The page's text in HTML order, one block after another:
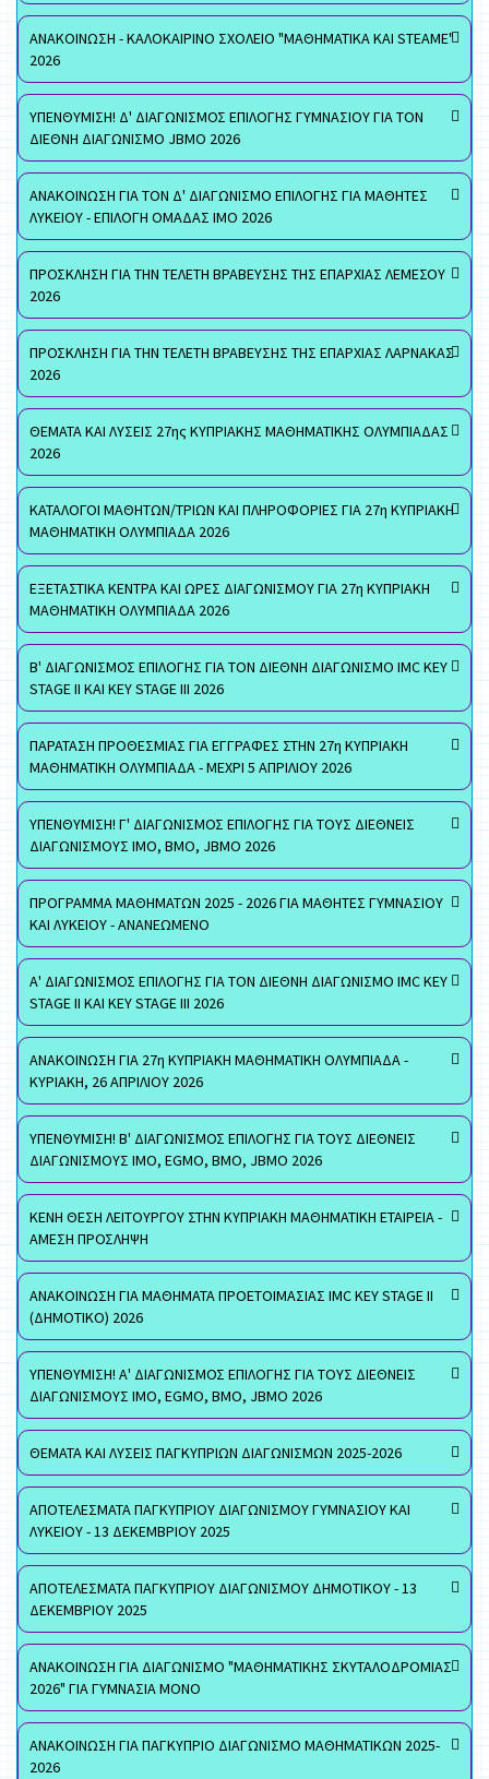
ΑΝΑΚΟΙΝΩΣΗ - ΚΑΛΟΚΑΙΡΙΝΟ ΣΧΟΛΕΙΟ "ΜΑΘΗΜΑΤΙΚΑ ΚΑΙ STEAME"
2026
ΥΠΕΝΘΥΜΙΣΗ! Δ' ΔΙΑΓΩΝΙΣΜΟΣ ΕΠΙΛΟΓΗΣ ΓΥΜΝΑΣΙΟΥ ΓΙΑ ΤΟΝ
ΔΙΕΘΝΗ ΔΙΑΓΩΝΙΣΜΟ JBMO 2026
ΑΝΑΚΟΙΝΩΣΗ ΓΙΑ ΤΟΝ Δ' ΔΙΑΓΩΝΙΣΜΟ ΕΠΙΛΟΓΗΣ ΓΙΑ ΜΑΘΗΤΕΣ
ΛΥΚΕΙΟΥ - ΕΠΙΛΟΓΗ ΟΜΑΔΑΣ ΙΜΟ 2026
ΠΡΟΣΚΛΗΣΗ ΓΙΑ ΤΗΝ ΤΕΛΕΤΗ ΒΡΑΒΕΥΣΗΣ ΤΗΣ ΕΠΑΡΧΙΑΣ ΛΕΜΕΣΟΥ
2026
ΠΡΟΣΚΛΗΣΗ ΓΙΑ ΤΗΝ ΤΕΛΕΤΗ ΒΡΑΒΕΥΣΗΣ ΤΗΣ ΕΠΑΡΧΙΑΣ ΛΑΡΝΑΚΑΣ
2026
ΘΕΜΑΤΑ ΚΑΙ ΛΥΣΕΙΣ 27ης ΚΥΠΡΙΑΚΗΣ ΜΑΘΗΜΑΤΙΚΗΣ ΟΛΥΜΠΙΑΔΑΣ
2026
ΚΑΤΑΛΟΓΟΙ ΜΑΘΗΤΩΝ/ΤΡΙΩΝ ΚΑΙ ΠΛΗΡΟΦΟΡΙΕΣ ΓΙΑ 27η ΚΥΠΡΙΑΚΗ
ΜΑΘΗΜΑΤΙΚΗ ΟΛΥΜΠΙΑΔΑ 2026
ΕΞΕΤΑΣΤΙΚΑ ΚΕΝΤΡΑ ΚΑΙ ΩΡΕΣ ΔΙΑΓΩΝΙΣΜΟΥ ΓΙΑ 27η ΚΥΠΡΙΑΚΗ
ΜΑΘΗΜΑΤΙΚΗ ΟΛΥΜΠΙΑΔΑ 2026
Β' ΔΙΑΓΩΝΙΣΜΟΣ ΕΠΙΛΟΓΗΣ ΓΙΑ ΤΟΝ ΔΙΕΘΝΗ ΔΙΑΓΩΝΙΣΜΟ IMC KEY
STAGE II ΚΑΙ KEY STAGE III 2026
ΠΑΡΑΤΑΣΗ ΠΡΟΘΕΣΜΙΑΣ ΓΙΑ ΕΓΓΡΑΦΕΣ ΣΤΗΝ 27η ΚΥΠΡΙΑΚΗ
ΜΑΘΗΜΑΤΙΚΗ ΟΛΥΜΠΙΑΔΑ - ΜΕΧΡΙ 5 ΑΠΡΙΛΙΟΥ 2026
ΥΠΕΝΘΥΜΙΣΗ! Γ' ΔΙΑΓΩΝΙΣΜΟΣ ΕΠΙΛΟΓΗΣ ΓΙΑ ΤΟΥΣ ΔΙΕΘΝΕΙΣ
ΔΙΑΓΩΝΙΣΜΟΥΣ ΙΜΟ, ΒΜΟ, JBMO 2026
ΠΡΟΓΡΑΜΜΑ ΜΑΘΗΜΑΤΩΝ 2025 - 2026 ΓΙΑ ΜΑΘΗΤΕΣ ΓΥΜΝΑΣΙΟΥ
ΚΑΙ ΛΥΚΕΙΟΥ - ΑΝΑΝΕΩΜΕΝΟ
Α' ΔΙΑΓΩΝΙΣΜΟΣ ΕΠΙΛΟΓΗΣ ΓΙΑ ΤΟΝ ΔΙΕΘΝΗ ΔΙΑΓΩΝΙΣΜΟ IMC KEY
STAGE II ΚΑΙ KEY STAGE III 2026
ΑΝΑΚΟΙΝΩΣΗ ΓΙΑ 27η ΚΥΠΡΙΑΚΗ ΜΑΘΗΜΑΤΙΚΗ ΟΛΥΜΠΙΑΔΑ -
ΚΥΡΙΑΚΗ, 26 ΑΠΡΙΛΙΟΥ 2026
ΥΠΕΝΘΥΜΙΣΗ! Β' ΔΙΑΓΩΝΙΣΜΟΣ ΕΠΙΛΟΓΗΣ ΓΙΑ ΤΟΥΣ ΔΙΕΘΝΕΙΣ
ΔΙΑΓΩΝΙΣΜΟΥΣ ΙΜΟ, EGMO, ΒΜΟ, JBMO 2026
ΚΕΝΗ ΘΕΣΗ ΛΕΙΤΟΥΡΓΟΥ ΣΤΗΝ ΚΥΠΡΙΑΚΗ ΜΑΘΗΜΑΤΙΚΗ ΕΤΑΙΡΕΙΑ -
ΑΜΕΣΗ ΠΡΟΣΛΗΨΗ
ΑΝΑΚΟΙΝΩΣΗ ΓΙΑ ΜΑΘΗΜΑΤΑ ΠΡΟΕΤΟΙΜΑΣΙΑΣ IMC KEY STAGE II
(ΔΗΜΟΤΙΚΟ) 2026
ΥΠΕΝΘΥΜΙΣΗ! Α' ΔΙΑΓΩΝΙΣΜΟΣ ΕΠΙΛΟΓΗΣ ΓΙΑ ΤΟΥΣ ΔΙΕΘΝΕΙΣ
ΔΙΑΓΩΝΙΣΜΟΥΣ ΙΜΟ, EGMO, ΒΜΟ, JBMO 2026
ΘΕΜΑΤΑ ΚΑΙ ΛΥΣΕΙΣ ΠΑΓΚΥΠΡΙΩΝ ΔΙΑΓΩΝΙΣΜΩΝ 2025-2026
ΑΠΟΤΕΛΕΣΜΑΤΑ ΠΑΓΚΥΠΡΙΟΥ ΔΙΑΓΩΝΙΣΜΟΥ ΓΥΜΝΑΣΙΟΥ ΚΑΙ
ΛΥΚΕΙΟΥ - 13 ΔΕΚΕΜΒΡΙΟΥ 2025
ΑΠΟΤΕΛΕΣΜΑΤΑ ΠΑΓΚΥΠΡΙΟΥ ΔΙΑΓΩΝΙΣΜΟΥ ΔΗΜΟΤΙΚΟΥ - 13
ΔΕΚΕΜΒΡΙΟΥ 2025
ΑΝΑΚΟΙΝΩΣΗ ΓΙΑ ΔΙΑΓΩΝΙΣΜΟ "ΜΑΘΗΜΑΤΙΚΗΣ ΣΚΥΤΑΛΟΔΡΟΜΙΑΣ
2026" ΓΙΑ ΓΥΜΝΑΣΙΑ ΜΟΝΟ
ΑΝΑΚΟΙΝΩΣΗ ΓΙΑ ΠΑΓΚΥΠΡΙΟ ΔΙΑΓΩΝΙΣΜΟ ΜΑΘΗΜΑΤΙΚΩΝ 2025-
2026